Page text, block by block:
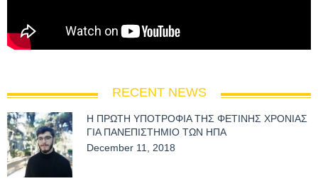
RECENT NEWS
Η ΠΡΩΤΗ ΥΠΟΤΡΟΦΙΑ ΤΗΣ ΦΕΤΙΝΗΣ ΧΡΟΝΙΑΣ
ΓΙΑ ΠΑΝΕΠΙΣΤΗΜΙΟ ΤΩΝ ΗΠΑ
December 11, 2018